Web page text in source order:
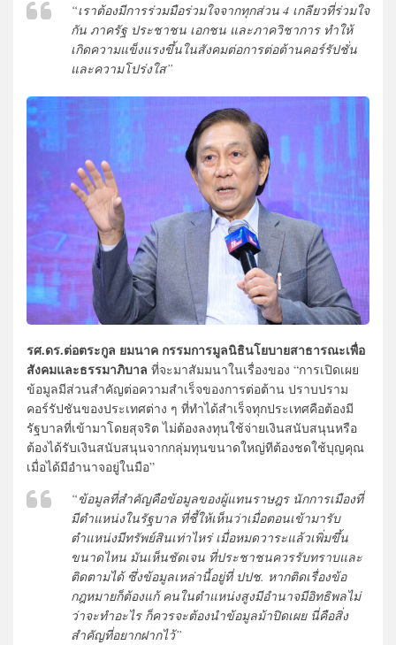
“เราต้องมีการร่วมมือร่วมใจจากทุกส่วน 4 เกลียวที่ร่วมใจ
กัน ภาครัฐ ประชาชน เอกชน และภาควิชาการ ทำให้
เกิดความแข็งแรงขึ้นในสังคมต่อการต่อต้านคอร์รัปชั่น
และความโปร่งใส”
รศ.ดร.ต่อตระกูล ยมนาค กรรมการมูลนิธินโยบายสาธารณะเพื่อ
สังคมและธรรมาภิบาล ที่จะมาสัมมนาในเรื่องของ “การเปิดเผย
ข้อมูลมีส่วนสำคัญต่อความสำเร็จของการต่อต้าน ปราบปราม
คอร์รัปชันของประเทศต่าง ๆ ที่ทำได้สำเร็จทุกประเทศคือต้องมี
รัฐบาลที่เข้ามาโดยสุจริต ไม่ต้องลงทุนใช้จ่ายเงินสนับสนุนหรือ
ต้องได้รับเงินสนับสนุนจากกลุ่มทุนขนาดใหญ่ทีต้องชดใช้บุญคุณ
เมื่อได้มีอำนาจอยู่ในมือ”
“ข้อมูลที่สำคัญคือข้อมูลของผู้แทนราษฎร นักการเมืองที่
มีตำแหน่งในรัฐบาล ที่ชี้ให้เห็นว่าเมื่อตอนเข้ามารับ
ตำแหน่งมีทรัพย์สินเท่าไหร่ เมื่อหมดวาระแล้วเพิ่มขึ้น
ขนาดไหน มันเห็นชัดเจน ที่ประชาชนควรรับทราบและ
ติดตามได้ ซึ่งข้อมูลเหล่านี้อยู่ที่ ปปช. หากติดเรื่องข้อ
กฎหมายก็ต้องแก้ คนในตำแหน่งสูงมีอำนาจมีอิทธิพลไม่
ว่าจะทำอะไร ก็ควรจะต้องนำข้อมูลม้าปิดเผย นี่คือสิ่ง
สำคัญที่อยากฝากไว้”